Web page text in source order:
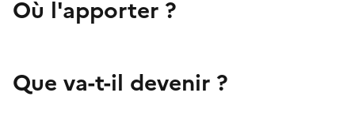
Où l'apporter ?
Que va-t-il devenir ?